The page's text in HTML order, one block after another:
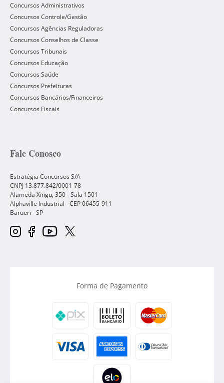
Concursos Administrativos
Concursos Controle/Gestão
Concursos Agências Reguladoras
Concursos Conselhos de Classe
Concursos Tribunais
Concursos Educação
Concursos Saúde
Concursos Prefeituras
Concursos Bancários/Financeiros
Concursos Fiscais
Fale Conosco
Estratégia Concursos S/A
CNPJ 13.877.842/0001-78
Alameda Xingu, 350 - Sala 1501
Alphaville Industrial - CEP06455-911
Barueri -SP
Forma de Pagamento